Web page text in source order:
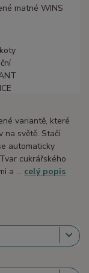
variantě, které
na světě. Stačí
automaticky
cukrářského
a ... celý popis